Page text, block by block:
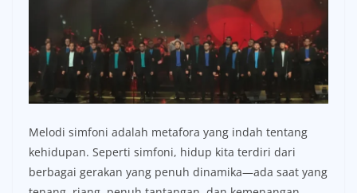
Melodi simfoni adalah metafora yang indah tentang
kehidupan. Seperti simfoni, hidup kita terdiri dari
berbagai gerakan yang penuh dinamika—ada saat yang